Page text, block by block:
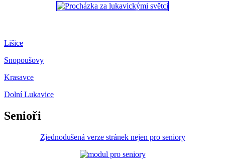
Lišice
Snopoušovy
Krasavce
Dolní Lukavice
Senioři
Zjednodušená verze stránek nejen pro seniory